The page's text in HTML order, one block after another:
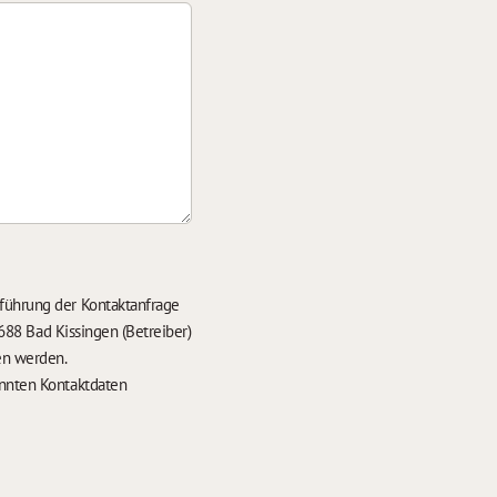
der Kontaktanfrage
Bad Kissingen (Betreiber)
werden.
Kontaktdaten